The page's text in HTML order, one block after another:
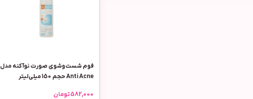
فوم شست‌وشوی صورت نوآکنه مدل
Anti Acne حجم 150 میلی‌لیتر
582,000تومان